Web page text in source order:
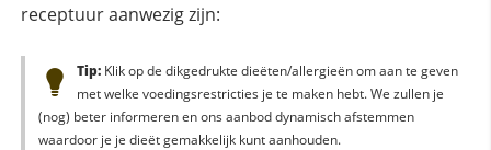
receptuur aanwezig zijn:
Tip:Klik op de dikgedrukte dieëten/allergieën om aan te geven
met welke voedingsrestricties je te maken hebt. We zullen je
(nog) beter informeren en ons aanbod dynamisch afstemmen
waardoor je je dieët gemakkelijk kunt aanhouden.